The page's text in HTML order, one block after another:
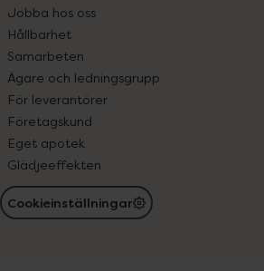
Jobba hos oss
Hållbarhet
Samarbeten
Ägare och ledningsgrupp
För leverantörer
Företagskund
Eget apotek
Glädjeeffekten
Cookieinställningar